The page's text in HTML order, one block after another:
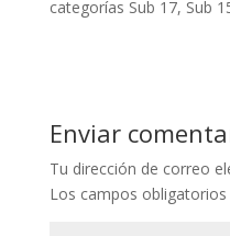
categorías Sub 17, Sub
Enviar
Tu dirección de correo
Los campos